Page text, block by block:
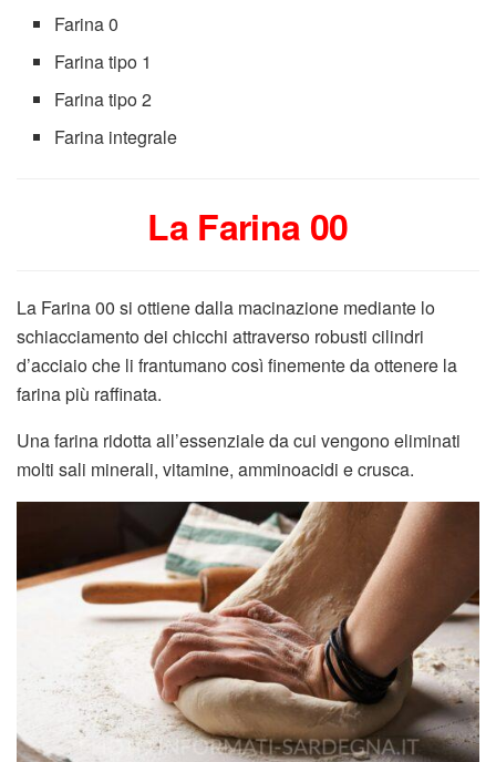
Farina 0
Farina tipo 1
Farina tipo 2
Farina integrale
La Farina 00
La Farina 00 si ottiene dalla macinazione mediante lo
schiacciamento dei chicchi attraverso robusti cilindri
d’acciaio che li frantumano così finemente da ottenere la
farina più raffinata.
Una farina ridotta all’essenziale da cui vengono eliminati
molti sali minerali, vitamine, amminoacidi e crusca.